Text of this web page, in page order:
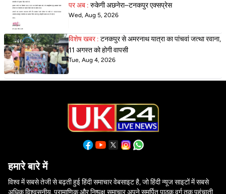
पर अब : रुकेगी अछनेरा–टनकपुर एक्सप्रेस
Wed, Aug 5, 2026
विशेष खबर : टनकपुर से अमरनाथ यात्रा का पांचवां जत्था रवाना,
11 अगस्त को होगी वापसी
Tue, Aug 4, 2026
हमारे बारे में
विश्व में सबसे तेजी से बढ़ती हुई हिंदी समाचार वेबसाइट है, जो हिंदी न्यूज साइटों में सबसे
अधिक विश्वसनीय, प्रामाणिक और निष्पक्ष समाचार अपने समर्पित पाठक वर्ग तक पहुंचाती